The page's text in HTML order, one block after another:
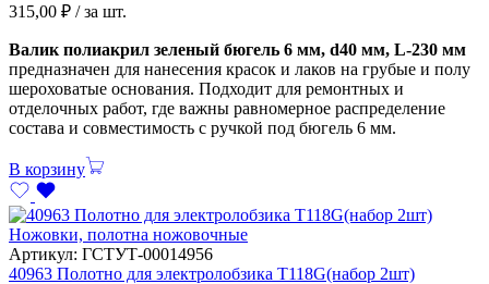
315,00 ₽ / за шт.
Валик полиакрил зеленый бюгель 6 мм, d40 мм, L-230 мм
предназначен для нанесения красок и лаков на грубые и полу
шероховатые основания. Подходит для ремонтных и
отделочных работ, где важны равномерное распределение
состава и совместимость с ручкой под бюгель 6 мм.
В корзину
Ножовки, полотна ножовочные
Артикул: ГСТУТ-00014956
40963 Полотно для электролобзика Т118G(набор 2шт)